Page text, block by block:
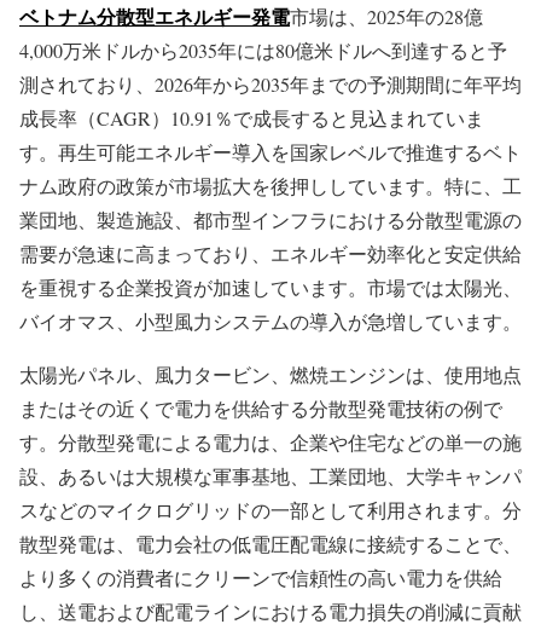
ベトナム分散型エネルギー発電市場は、2025年の28億
4,000万米ドルから2035年には80億米ドルへ到達すると予
測されており、2026年から2035年までの予測期間に年平均
成長率（CAGR）10.91％で成長すると見込まれていま
す。再生可能エネルギー導入を国家レベルで推進するベト
ナム政府の政策が市場拡大を後押ししています。特に、工
業団地、製造施設、都市型インフラにおける分散型電源の
需要が急速に高まっており、エネルギー効率化と安定供給
を重視する企業投資が加速しています。市場では太陽光、
バイオマス、小型風力システムの導入が急増しています。
太陽光パネル、風力タービン、燃焼エンジンは、使用地点
またはその近くで電力を供給する分散型発電技術の例で
す。分散型発電による電力は、企業や住宅などの単一の施
設、あるいは大規模な軍事基地、工業団地、大学キャンパ
スなどのマイクログリッドの一部として利用されます。分
散型発電は、電力会社の低電圧配電線に接続することで、
より多くの消費者にクリーンで信頼性の高い電力を供給
し、送電および配電ラインにおける電力損失の削減に貢献